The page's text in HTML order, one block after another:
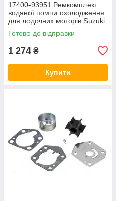
17400-93951 Ремкомплект
водяної помпи охолодження
для лодочних моторів Suzuki
DF15, Suzuki DF9.9, Suzuki
DT15, Suzuki DT9.9
Готово до відправки
1 274 ₴
Купити